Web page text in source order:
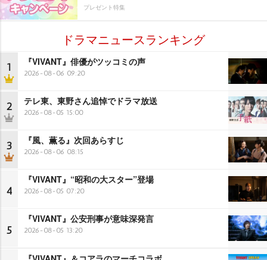
プレゼント特集
ドラマニュースランキング
1 『VIVANT』俳優がツッコミの声
2026-08-06 09:20
2 テレ東、東野さん追悼でドラマ放送
2026-08-05 15:00
3 『風、薫る』次回あらすじ
2026-08-06 08:15
4
『VIVANT』“昭和の大スター”登場
2026-08-05 07:20
5
『VIVANT』公安刑事が意味深発言
2026-08-05 13:20